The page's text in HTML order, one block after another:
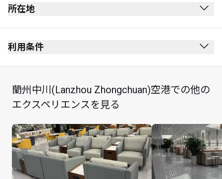
所在地
利用条件
最大滞在可能時間：2時間
カード保持者1名様につき最大Unlimited名様まで
蘭州中川(Lanzhou Zhongchuan)空港での他の
エクスペリエンスを見る